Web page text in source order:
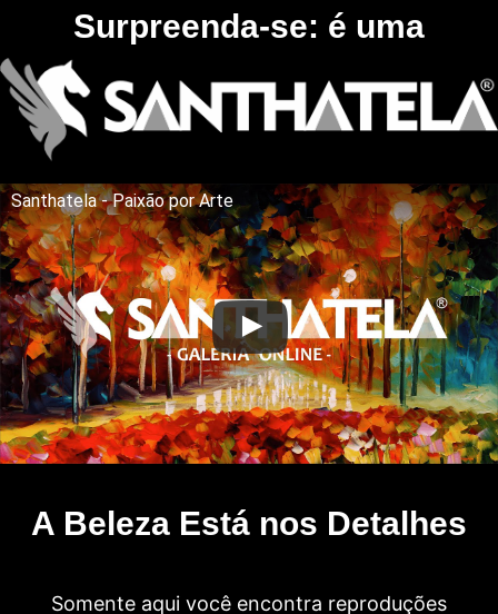
Surpreenda-se: é uma
Santhatela - Paixão por Arte
A Beleza Está nos Detalhes
Somente aqui você encontra reproduções